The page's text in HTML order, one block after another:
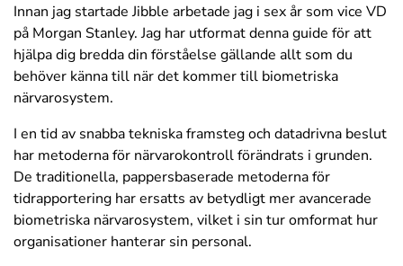
Innan jag startade Jibble arbetade jag i sex år som vice VD
på Morgan Stanley. Jag har utformat denna guide för att
hjälpa dig bredda din förståelse gällande allt som du
behöver känna till när det kommer till biometriska
närvarosystem.
I en tid av snabba tekniska framsteg och datadrivna beslut
har metoderna för närvarokontroll förändrats i grunden.
De traditionella, pappersbaserade metoderna för
tidrapportering har ersatts av betydligt mer avancerade
biometriska närvarosystem, vilket i sin tur omformat hur
organisationer hanterar sin personal.